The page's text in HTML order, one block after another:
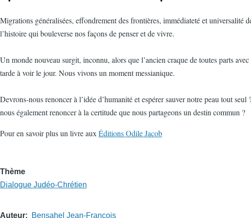
Migrations généralisées, effondrement des frontières, immédiateté et
l’histoire qui bouleverse nos façons de penser et de vivre.
Un monde nouveau surgit, inconnu, alors que l’ancien craque de toutes parts
tarde à voir le jour. Nous vivons un moment messianique.
Devrons-nous renoncer à l’idée d’humanité et espérer sauver notre peau tout
nous également renoncer à la certitude que nous partageons un destin commun ?
Pour en savoir plus un livre aux Éditions Odile Jacob
Thème
Dialogue Judéo-Chrétien
Auteur Bensahel Jean-François